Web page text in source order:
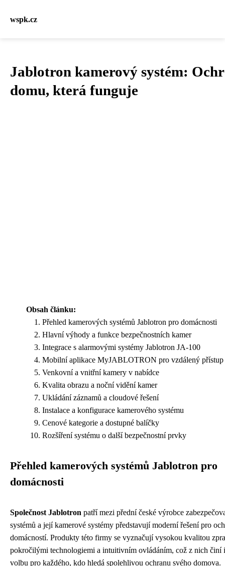
wspk.cz
Jablotron kamerový systém:
domu, která funguje
Obsah článku:
Přehled kamerových systémů Jablotron pro domácnosti
Hlavní výhody a funkce bezpečnostních kamer
Integrace s alarmovými systémy Jablotron JA-100
Mobilní aplikace MyJABLOTRON pro vzdálený přístup
Venkovní a vnitřní kamery v nabídce
Kvalita obrazu a noční vidění kamer
Ukládání záznamů a cloudové řešení
Instalace a konfigurace kamerového systému
Cenové kategorie a dostupné balíčky
Rozšíření systému o další bezpečnostní prvky
Přehled kamerových systémů Jablotron pro
domácnosti
Společnost Jablotron patří mezi přední české výrobce
systémů a její kamerové systémy představují moderní řešení pro
domácností. Produkty této firmy se vyznačují vysokou kvalitou
pokročilými technologiemi a intuitivním ovládáním, což z nich činí
volbu pro každého, kdo hledá spolehlivou ochranu svého domova.